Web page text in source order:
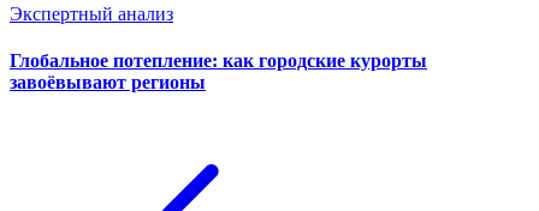
Экспертный анализ
Глобальное потепление: как городские курорты
завоёвывают регионы